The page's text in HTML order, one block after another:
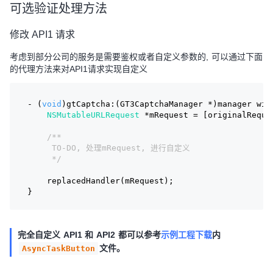
可选验证处理方法
修改 API1 请求
考虑到部分公司的服务是需要鉴权或者自定义参数的, 可以通过下面
的代理方法来对API1请求实现自定义
- ( void )gtCaptcha:(GT3CaptchaManager *)manager
NSMutableURLRequest *mRequest =
/**
     TO-DO, 处理mRequest, 进行自定义
     */
    replacedHandler(mRequest);
}
完全自定义 API1 和 API2 都可以参考示例工程下载内
AsyncTaskButton 文件。